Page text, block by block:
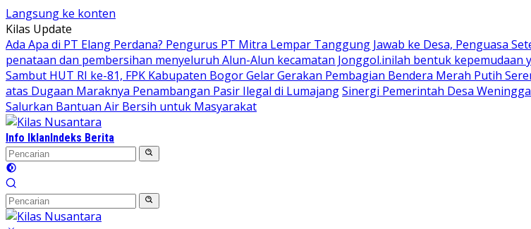
Langsung ke konten
Kilas Update
Ada Apa di PT Elang Perdana? Pengurus PT Mitra Lempar Tanggung Jawab ke Desa, Penguasa
penataan dan pembersihan menyeluruh Alun-Alun kecamatan Jonggol.inilah bentuk kepemudaan
Sambut HUT RI ke-81, FPK Kabupaten Bogor Gelar Gerakan Pembagian Bendera Merah Putih
atas Dugaan Maraknya Penambangan Pasir Ilegal di LumajangSinergi Pemerintah Desa
Salurkan Bantuan Air Bersih untuk Masyarakat
Info IklanIndeks Berita